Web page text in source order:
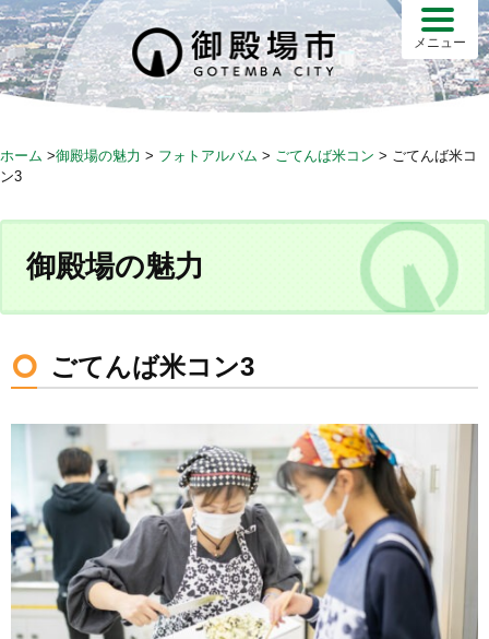
S
k
i
p
c
n
メニュー
ホーム >御殿場の魅力 > フォトアルバム > ごてんば米コン > ごてんば米コ
ン3
御殿場の魅力
ごてんば米コン3